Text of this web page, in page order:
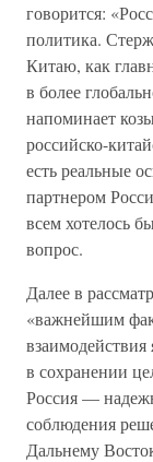
говорится:
политика.
Китаю, как
в более
напоминает
российско-
есть реальные
партнером
всем хотелось
вопрос.
Далее в
«важнейшим
взаимодействия
в сохранении
Россия —
соблюдения
Дальнему